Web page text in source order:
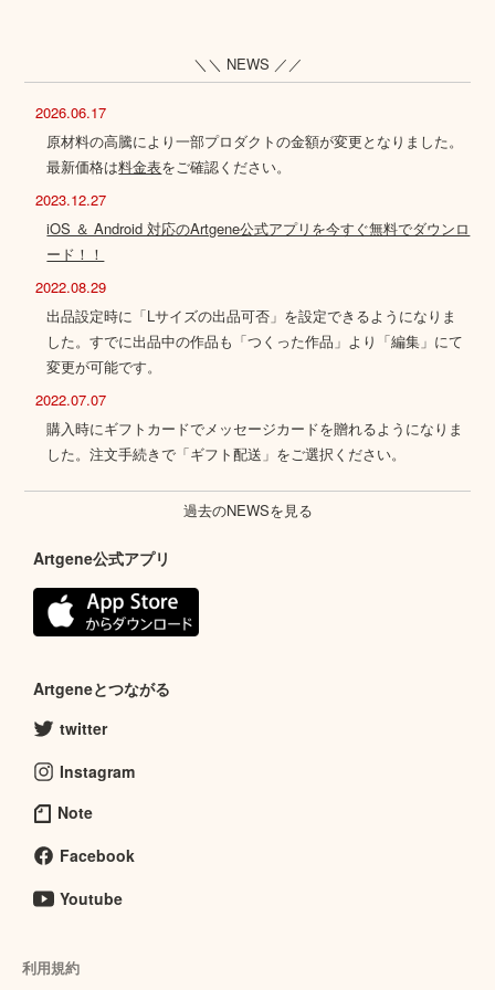
＼＼ NEWS ／／
2026.06.17
原材料の高騰により一部プロダクトの金額が変更となりました。
最新価格は料金表をご確認ください。
2023.12.27
iOS ＆ Android 対応のArtgene公式アプリを今すぐ無料でダウンロ
ード！！
2022.08.29
出品設定時に「Lサイズの出品可否」を設定できるようになりま
した。すでに出品中の作品も「つくった作品」より「編集」にて
変更が可能です。
2022.07.07
購入時にギフトカードでメッセージカードを贈れるようになりま
した。注文手続きで「ギフト配送」をご選択ください。
過去のNEWSを見る
Artgene公式アプリ
Artgeneとつながる
twitter
Instagram
Note
Facebook
Youtube
利用規約